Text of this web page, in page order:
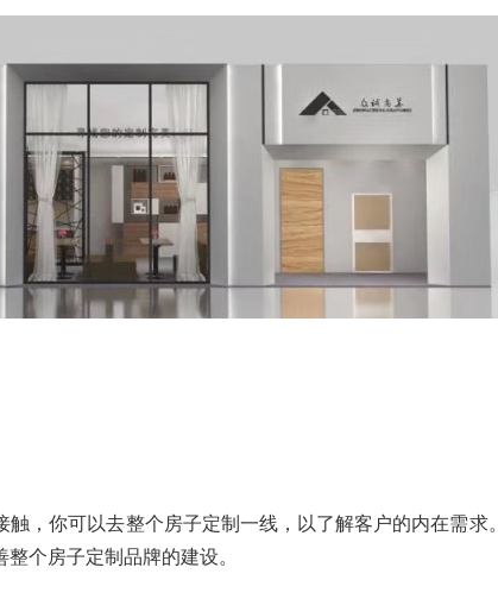
，你可以去整个房子定制一线，以了解客户的内在需求
个房子定制品牌的建设。